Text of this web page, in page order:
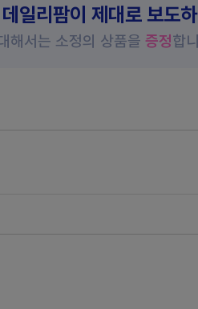
일리팜이 제대로 보도
해서는 소정의 상품을 증정합